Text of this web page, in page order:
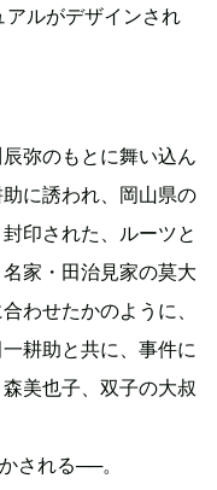
ルがデザインされ
弥のもとに舞い込ん
に誘われ、岡山県の
印された、ルーツと
家・田治見家の莫大
わせたかのように、
耕助と共に、事件に
美也子、双子の大叔
される──。